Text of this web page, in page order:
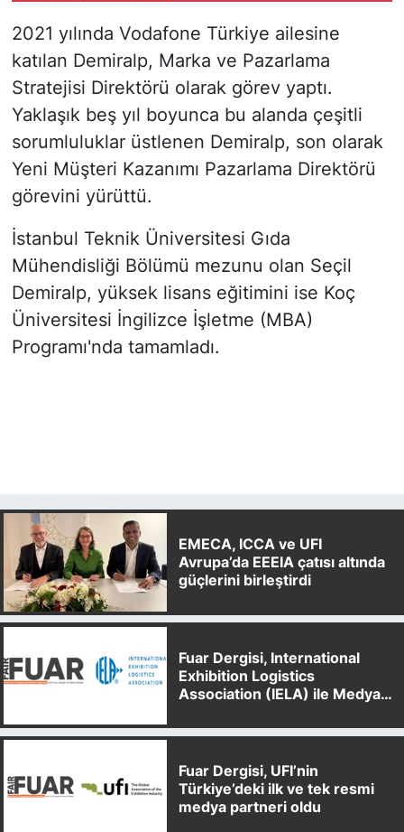
2021 yılında Vodafone Türkiye ailesine
katılan Demiralp, Marka ve Pazarlama
Stratejisi Direktörü olarak görev yaptı.
Yaklaşık beş yıl boyunca bu alanda çeşitli
sorumluluklar üstlenen Demiralp, son olarak
Yeni Müşteri Kazanımı Pazarlama Direktörü
görevini yürüttü.
İstanbul Teknik Üniversitesi Gıda
Mühendisliği Bölümü mezunu olan Seçil
Demiralp, yüksek lisans eğitimini ise Koç
Üniversitesi İngilizce İşletme (MBA)
Programı'nda tamamladı.
EMECA, ICCA ve UFI
Avrupa’da EEEIA çatısı altında
güçlerini birleştirdi
Fuar Dergisi, International
Exhibition Logistics
Association (IELA) ile Medya
Fuar Dergisi, UFI’nin
Türkiye’deki ilk ve tek resmi
medya partneri oldu